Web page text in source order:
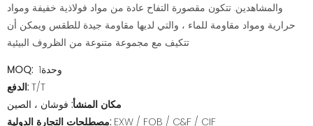
والمشاهدين. تتكون مقصورة التفاح عادة من مواد فولاذية خفيفة ومواد
حرارية ومواد مقاومة للماء ، والتي لديها مقاومة جيدة للطقس ويمكن أن
تتكيف مع مجموعة متنوعة من الظروف البيئية
MOQ:
وحدة1
الدفع: T/T
مكان المنشأ: فوشان ، الصين
مصطلحات التجارة الدولية: EXW / FOB / C&F / CIF